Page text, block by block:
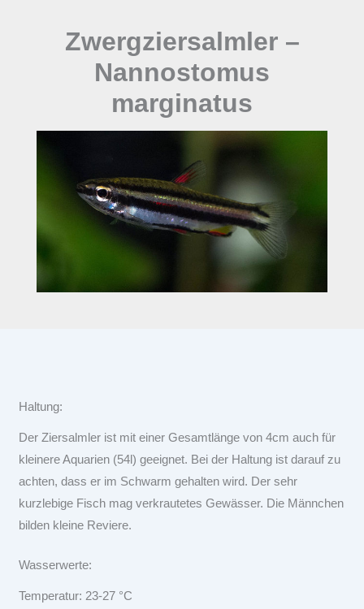
Zwergziersalmler –
Nannostomus
marginatus
Haltung:
Der Ziersalmler ist mit einer Gesamtlänge von 4cm auch für
kleinere Aquarien (54l) geeignet. Bei der Haltung ist darauf zu
achten, dass er im Schwarm gehalten wird. Der sehr
kurzlebige Fisch mag verkrautetes Gewässer. Die Männchen
bilden kleine Reviere.
Wasserwerte:
Temperatur: 23-27 °C